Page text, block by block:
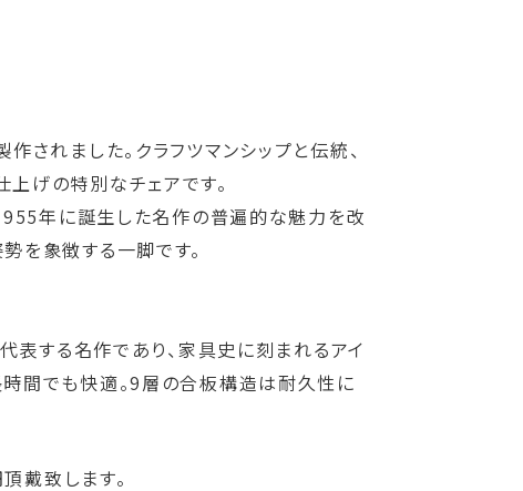
されました。クラフツマンシップと伝統、
げの特別なチェアです。
年に誕生した名作の普遍的な魅力を改
を象徴する一脚です。
表する名作であり、家具史に刻まれるアイ
時間でも快適。9層の合板構造は耐久性に
戴致します。